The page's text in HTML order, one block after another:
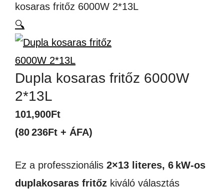
kosaras fritőz 6000W 2*13L
🔍
Dupla kosaras fritőz 6000W
2*13L
101,900Ft
(80 236Ft + ÁFA)
Ez a professzionális 2×13 literes, 6 kW-os
duplakosaras fritőz kiváló választás